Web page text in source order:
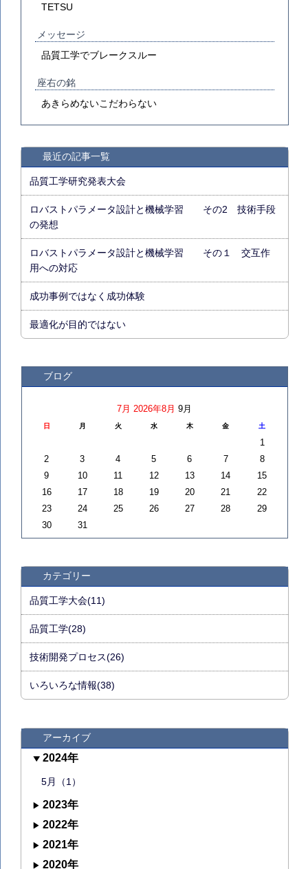
TETSU
メッセージ
品質工学でブレークスルー
座右の銘
あきらめないこだわらない
最近の記事一覧
品質工学研究発表大会
ロバストパラメータ設計と機械学習 その2 技術手段
の発想
ロバストパラメータ設計と機械学習 その１ 交互作
用への対応
成功事例ではなく成功体験
最適化が目的ではない
ブログ
7月 2026年8月 9月
日 月 火 水 木 金 土
1
2
3 4 5 6 7
8
9
10 11 12 13 14
15
16
17 18 19 20 21
22
23
24 25 26 27 28
29
30
31
カテゴリー
品質工学大会(11)
品質工学(28)
技術開発プロセス(26)
いろいろな情報(38)
アーカイブ
2024年
5月（1）
2023年
2022年
2021年
2020年